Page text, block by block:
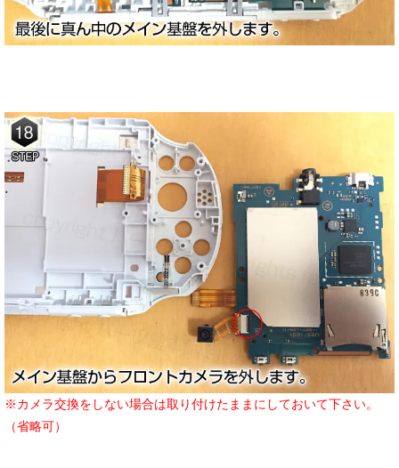
※カメラ交換をしない場合は取り付けたままにしておいて下さい。
（省略可）